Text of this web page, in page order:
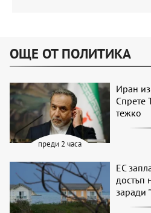
ОЩЕ ОТ ПОЛИТИКА
преди 2 часа
Иран
Спрете
тежко
ЕС
достъп
заради